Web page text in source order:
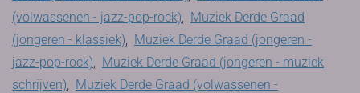
(volwassenen - jazz-pop-rock), Muziek Derde Graad
(jongeren - klassiek), Muziek Derde Graad (jongeren -
jazz-pop-rock), Muziek Derde Graad (jongeren - muziek
schrijven), Muziek Derde Graad (volwassenen -